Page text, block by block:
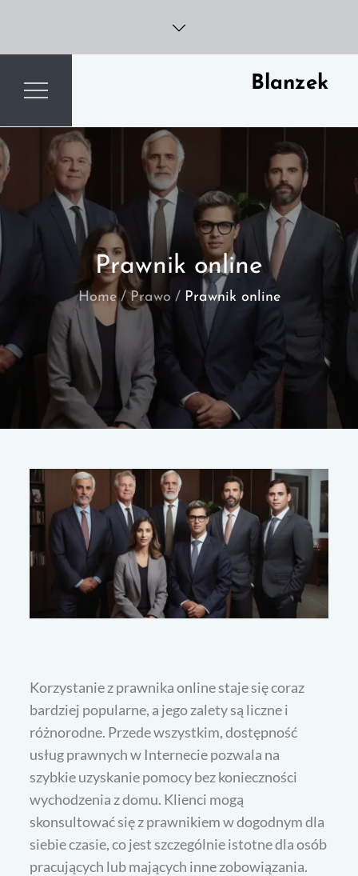
content
Blanzek
Prawnik online
Home Prawo Prawnik online
Korzystanie z prawnika online staje się coraz
bardziej popularne, a jego zalety są liczne i
różnorodne. Przede wszystkim, dostępność
usług prawnych w Internecie pozwala na
szybkie uzyskanie pomocy bez konieczności
wychodzenia z domu. Klienci mogą
skonsultować się z prawnikiem w dogodnym dla
siebie czasie, co jest szczególnie istotne dla osób
pracujących lub mających inne zobowiązania.